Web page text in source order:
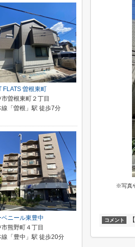
※写真
コメント
FLATS 曽根東町
曽根東町２丁目
線「曽根」駅 徒歩7分
ニール東豊中
熊野町４丁目
線「豊中」駅 徒歩20分